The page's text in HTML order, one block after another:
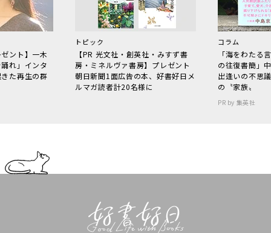
ント】一木
れ」インタ
た再生の群
トピック
【PR 光文社・創英社・みすず書
房・ミネルヴァ書房】プレゼント
朝日新聞1面広告の本、好書好日メ
ルマガ読者計20名様に
コラム
「海をわた
の往復書簡」
出逢いの不思
の〝家族〟
PR by 集英社